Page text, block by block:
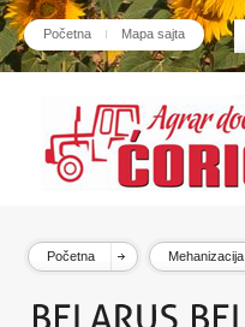
Početna Mapa sajta
Početna Mehanizacija